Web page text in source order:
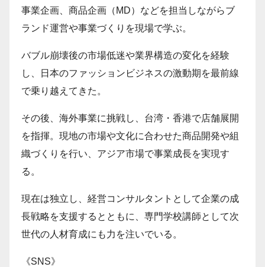
事業企画、商品企画（MD）などを担当しながらブ
ランド運営や事業づくりを現場で学ぶ。
バブル崩壊後の市場低迷や業界構造の変化を経験
し、日本のファッションビジネスの激動期を最前線
で乗り越えてきた。
その後、海外事業に挑戦し、台湾・香港で店舗展開
を指揮。現地の市場や文化に合わせた商品開発や組
織づくりを行い、アジア市場で事業成長を実現す
る。
現在は独立し、経営コンサルタントとして企業の成
長戦略を支援するとともに、専門学校講師として次
世代の人材育成にも力を注いでいる。
《SNS》